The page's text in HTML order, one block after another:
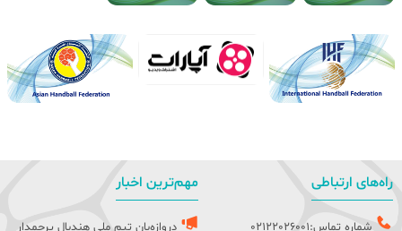
راه‌های ارتباطی
شماره تماس:02122026001
مهم‌ترین اخبار
دروازه‌بان تیم ملی هندبال پرچمدار